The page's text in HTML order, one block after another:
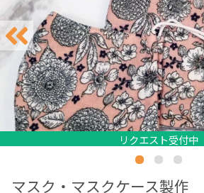
リクエスト受付中
リクエスト受付中
リクエスト受付中
リクエスト受付中
マスク・マスクケース製作